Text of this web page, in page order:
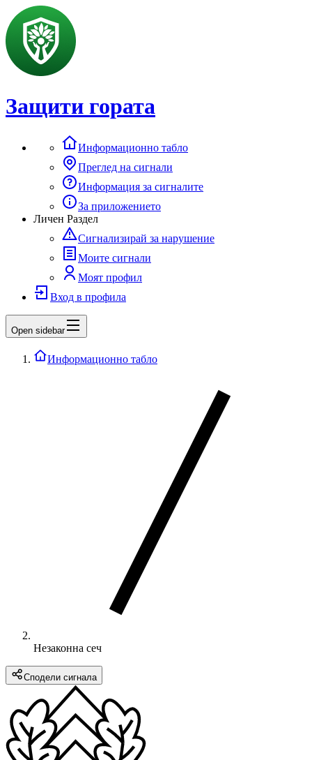
Защити гората
Информационно табло
Преглед на сигнали
Информация за сигналите
За приложението
Личен Раздел
Сигнализирай за нарушение
Моите сигнали
Моят профил
Вход в профила
Open sidebar
Информационно табло
Незаконна сеч
Сподели сигнала